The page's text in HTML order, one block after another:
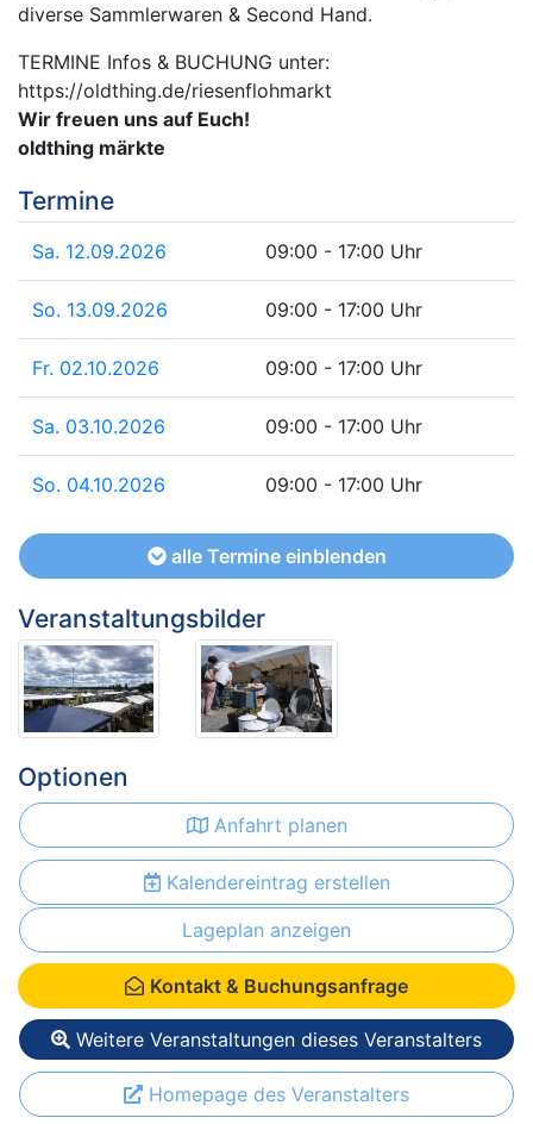
diverse Sammlerwaren & Second Hand.
TERMINE Infos & BUCHUNG unter:
https://oldthing.de/riesenflohmarkt
Wir freuen uns auf Euch!
oldthing märkte
Termine
Sa. 12.09.2026 09:00 - 17:00 Uhr
So. 13.09.2026 09:00 - 17:00 Uhr
Fr. 02.10.2026 09:00 - 17:00 Uhr
Sa. 03.10.2026 09:00 - 17:00 Uhr
So. 04.10.2026 09:00 - 17:00 Uhr
alle Termine einblenden
Veranstaltungsbilder
Optionen
Anfahrt planen
Kalendereintrag erstellen
Lageplan anzeigen
Kontakt & Buchungsanfrage
Weitere Veranstaltungen dieses Veranstalters
Homepage des Veranstalters